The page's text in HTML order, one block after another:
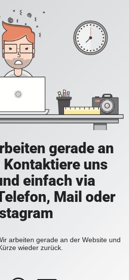
gerade an
uns
einfach via
Mail oder
arbeiten gerade an der Website und
wieder zurück.